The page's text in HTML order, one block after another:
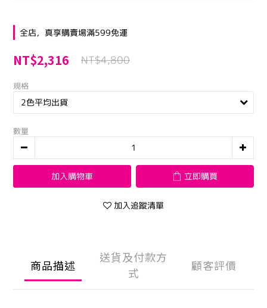
全店，真享購賣場滿599免運
NT$2,316 NT$4,800
規格
數量
加入購物車 立即購買
加入追蹤清單
商品描述
送貨及付款方
式
顧客評價